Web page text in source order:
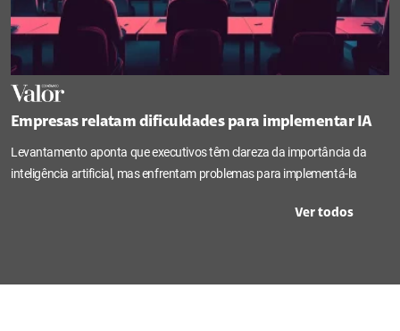
Empresas relatam dificuldades para implementar IA
Levantamento aponta que executivos têm clareza da importância da
inteligência artificial, mas enfrentam problemas para implementá-la
Ver todos